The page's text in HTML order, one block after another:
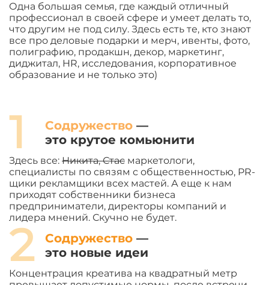
Одна большая семья, где каждый отличный
профессионал в своей сфере и умеет делать то,
что другим не под силу. Здесь есть те, кто знают
все про деловые подарки и мерч, ивенты, фото,
полиграфию, продакшн, декор, маркетинг,
диджитал, HR, исследования, корпоративное
образование и не только это)
1 Содружество —
это крутое комьюнити
Здесь все: Никита, Стас маркетологи,
специалисты по связям с общественностью, PR-
щики рекламщики всех мастей. А еще к нам
приходят собственники бизнеса
предприниматели, директоры компаний и
лидера мнений. Скучно не будет.
2 Содружество —
это новые идеи
Концентрация креатива на квадратный метр